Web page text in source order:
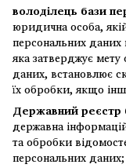
володілець бази
юридична особа,
персональних
яка затверджує
даних, встановлює
їх обробки, якщо
Державний реєстр
державна
та обробки
персональних даних;